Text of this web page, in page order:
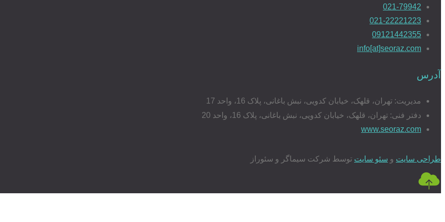
021-79942
021-22221223
09121442355
info[at]seoraz.com
آدرس
مدیریت: تهران، قلهک، خیابان کدویی، نبش باغانی، پلاک 16، واحد 17
دفتر فنی: تهران، قلهک، خیابان کدویی، نبش باغانی، پلاک 16، واحد 20
www.seoraz.com
طراحی سایت و سئو سایت توسط شرکت سیماگر و سئوراز